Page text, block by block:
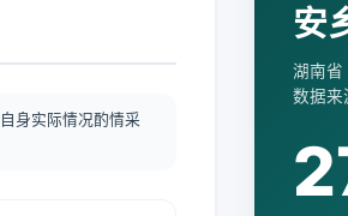
身实际情况酌情采
安
湖南省
数据来